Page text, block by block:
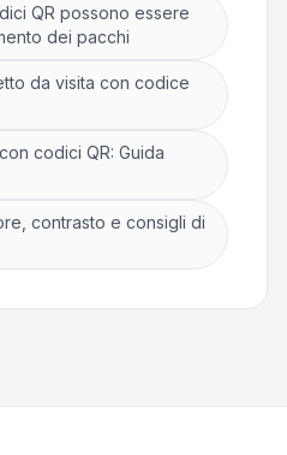
QR possono essere
dei pacchi
da visita con codice
codici QR: Guida
contrasto e consigli di